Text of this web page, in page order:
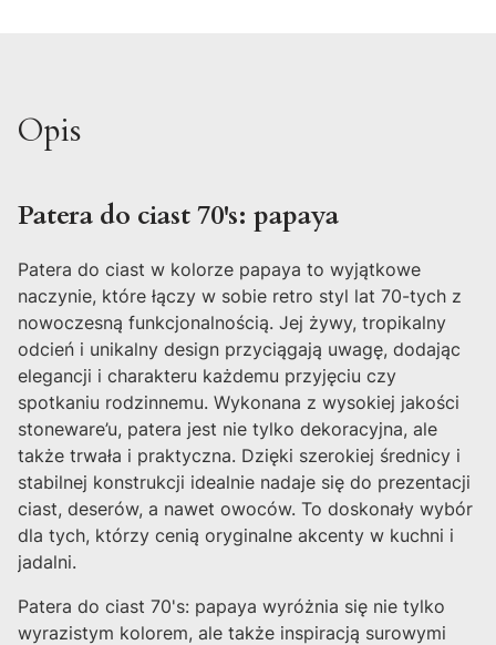
Opis
Patera do ciast 70's: papaya
Patera do ciast w kolorze papaya to wyjątkowe
naczynie, które łączy w sobie retro styl lat 70-tych z
nowoczesną funkcjonalnością. Jej żywy, tropikalny
odcień i unikalny design przyciągają uwagę, dodając
elegancji i charakteru każdemu przyjęciu czy
spotkaniu rodzinnemu. Wykonana z wysokiej jakości
stoneware’u, patera jest nie tylko dekoracyjna, ale
także trwała i praktyczna. Dzięki szerokiej średnicy i
stabilnej konstrukcji idealnie nadaje się do prezentacji
ciast, deserów, a nawet owoców. To doskonały wybór
dla tych, którzy cenią oryginalne akcenty w kuchni i
jadalni.
Patera do ciast 70's: papaya wyróżnia się nie tylko
wyrazistym kolorem, ale także inspiracją surowymi